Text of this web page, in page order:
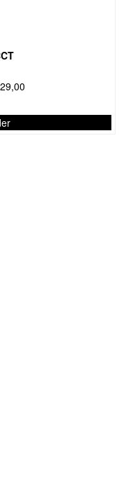
Prijsklasse:
tot
€ 129,00